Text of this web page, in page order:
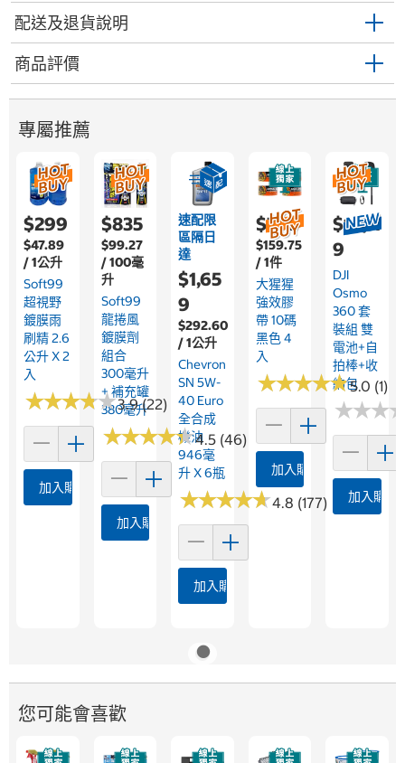
配送及退貨說明
商品評價
專屬推薦
$299
$47.89
/ 1公升
Soft99
超視野
鍍膜雨
刷精 2.6
公升 X 2
入
★★★★★
★★★★★3.9 (22)
加入購物車
$835
$99.27
/ 100毫
升
Soft99
龍捲風
鍍膜劑
組合
300毫升
+ 補充罐
380毫升
★★★★★
★★★★★4.5 (46)
加入購物車
速配限
區隔日
達
$1,65
9
$292.60
/ 1公升
Chevron
SN 5W-
40 Euro
全合成
機油
946毫
升 X 6瓶
★★★★★
★★★★★4.8 (177)
加入購物車
$799
$159.75
/ 1件
大猩猩
強效膠
帶 10碼
黑色 4
入
★★★★★
★★★★★5.0 (1)
加入購物車
$14,11
9
DJI
Osmo
360 套
裝組 雙
電池+自
拍棒+收
納包
★★★
★★★
加入購物
您可能會喜歡